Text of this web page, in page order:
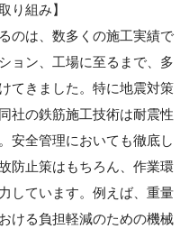
り組み】
のは、数多くの施工実績で
ョン、工場に至るまで、多
てきました。特に地震対策
社の鉄筋施工技術は耐震性
安全管理においても徹底し
防止策はもちろん、作業環
しています。例えば、重量
ける負担軽減のための機械